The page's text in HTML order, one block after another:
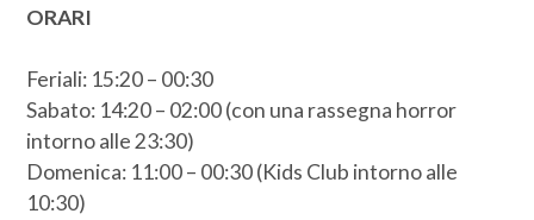
ORARI
Feriali: 15:20 – 00:30
Sabato: 14:20 – 02:00 (con una rassegna horror
intorno alle 23:30)
Domenica: 11:00 – 00:30 (Kids Club intorno alle
10:30)